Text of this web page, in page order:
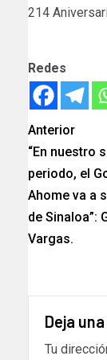
214
Redes
Anterior
“En nuestro
periodo, el
Ahome va a
de Sinaloa”:
Vargas.
Deja
Tu